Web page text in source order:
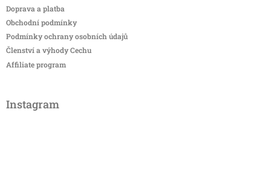
Doprava a platba
Obchodní podmínky
Podmínky ochrany osobních údajů
Členství a výhody Cechu
Affiliate program
Instagram